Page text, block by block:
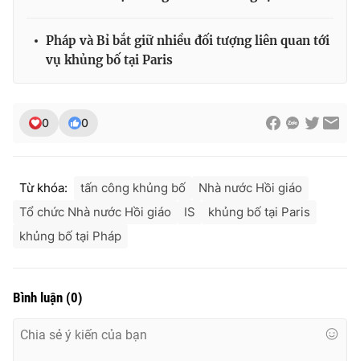
Thời báo VTV
Giấy phép hoạt động báo in và báo điện tử số 483/GP-BTTTT
Phó Tổng Biên tập:
Tổng đài VTV:
024.38 355 931 - 024.38 355 932
Pháp và Bỉ bắt giữ nhiều đối tượng liên quan tới
vụ khủng bố tại Paris
0 0
Từ khóa: tấn công khủng bố
Nhà nước Hồi giáo
Tổ chức Nhà nước Hồi giáo
IS
khủng bố tại Paris
khủng bố tại Pháp
Bình luận (0)